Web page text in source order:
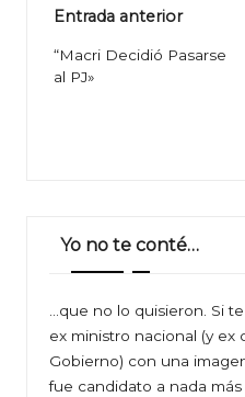
Navegación
de
entradas
Entrada anterior
“Macri Decidió Pasarse
al PJ»
Yo no te conté…
…que no lo quisieron. Si
ex ministro nacional (y ex
Gobierno) con una
fue candidato a nada